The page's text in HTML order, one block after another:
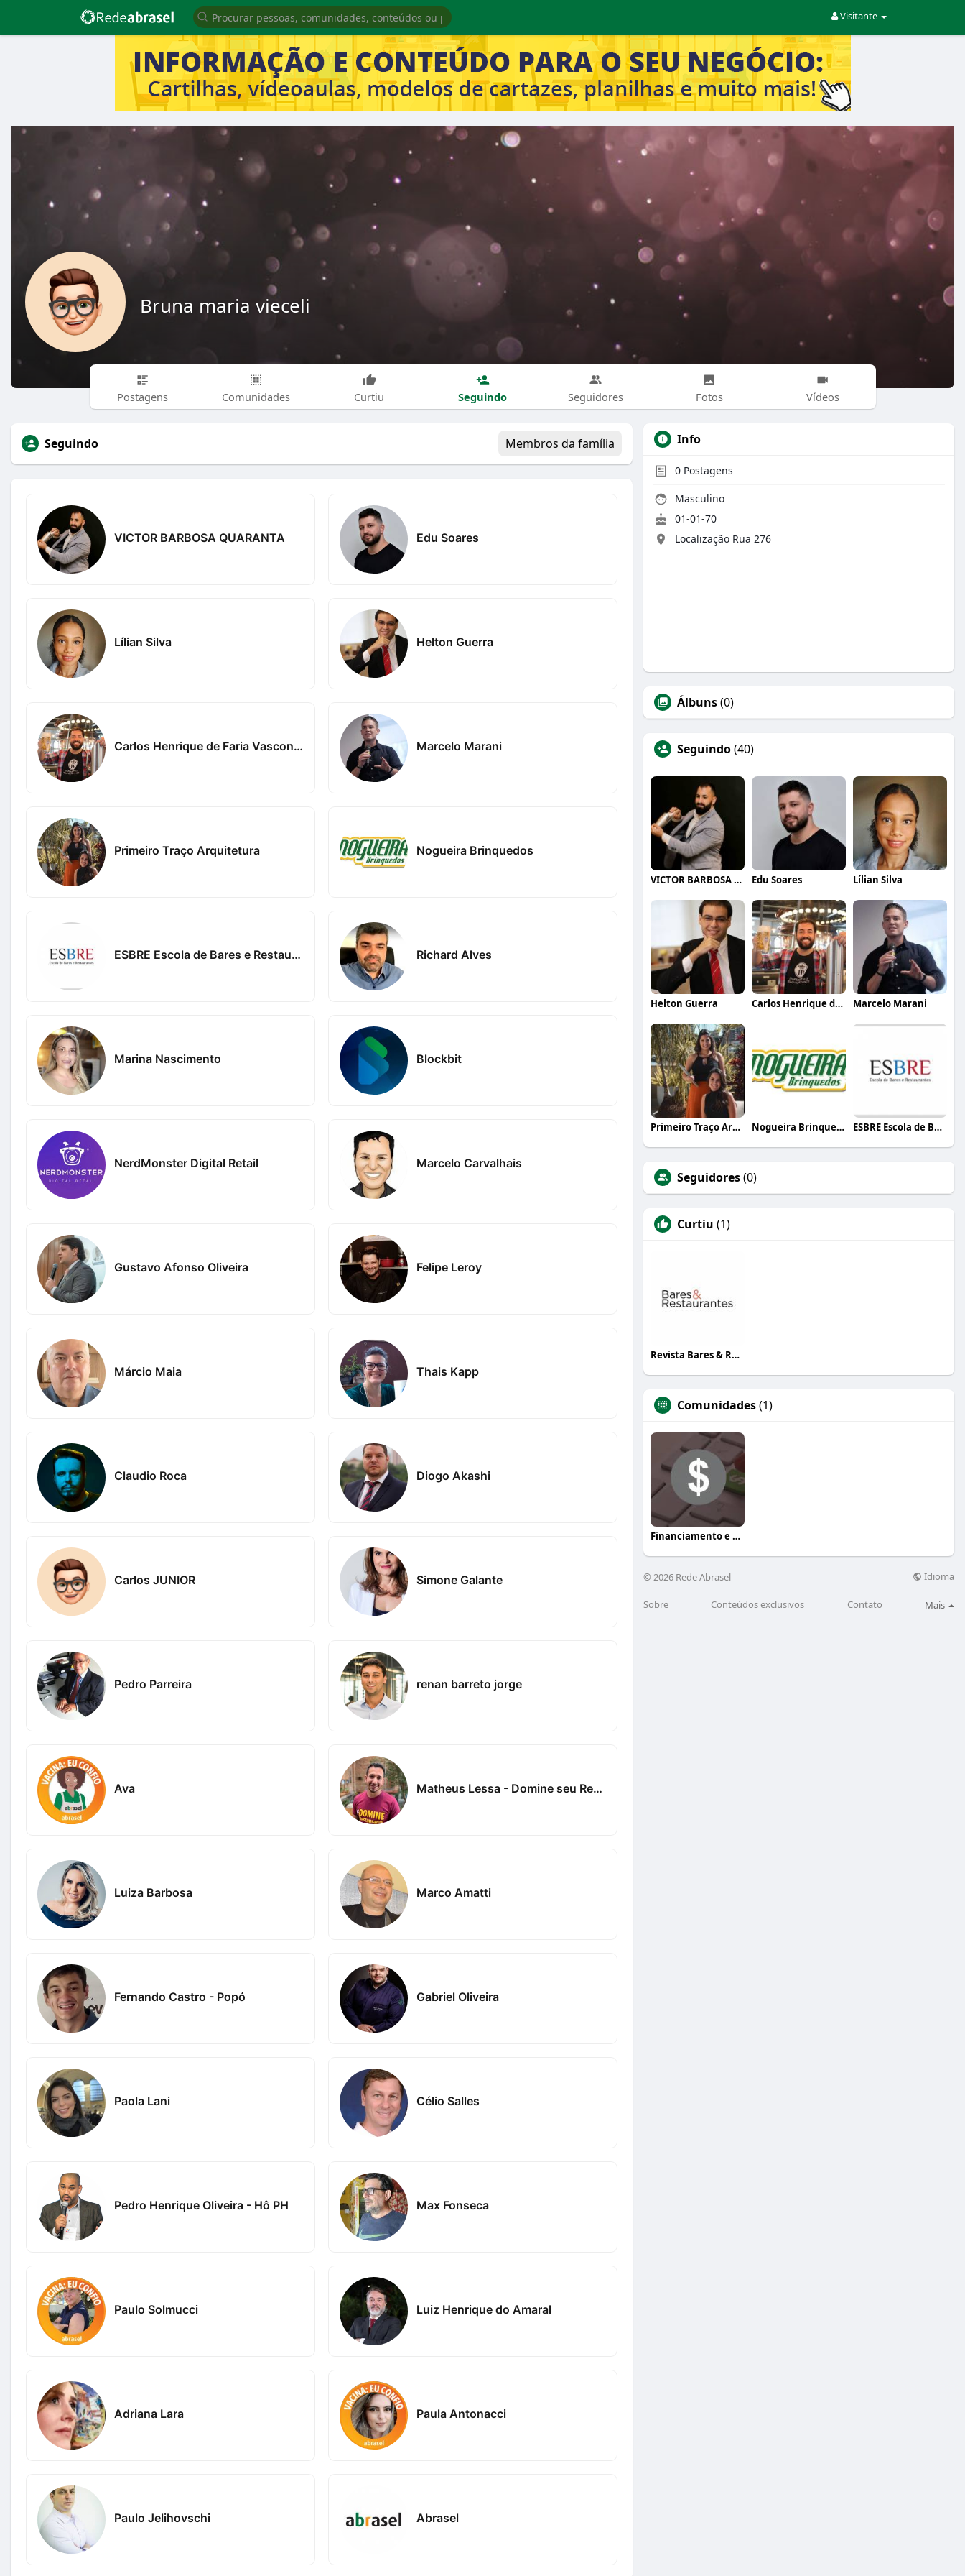
Visitante
Bruna maria vieceli
Postagens Comunidades Curtiu Seguindo Seguidores Fotos Vídeos
Seguindo Membros da família
VICTOR BARBOSA QUARANTA Edu Soares
Lílian Silva Helton Guerra
Carlos Henrique de Faria Vasconcelos Marcelo Marani
Primeiro Traço Arquitetura Nogueira Brinquedos
ESBRE Escola de Bares e Restaurantes Richard Alves
Marina Nascimento Blockbit
NerdMonster Digital Retail Marcelo Carvalhais
Gustavo Afonso Oliveira Felipe Leroy
Márcio Maia Thais Kapp
Claudio Roca Diogo Akashi
Carlos JUNIOR Simone Galante
Pedro Parreira renan barreto jorge
Ava Matheus Lessa - Domine seu Restaurante
Luiza Barbosa Marco Amatti
Fernando Castro - Popó Gabriel Oliveira
Paola Lani Célio Salles
Pedro Henrique Oliveira - Hô PH Max Fonseca
Paulo Solmucci Luiz Henrique do Amaral
Adriana Lara Paula Antonacci
Paulo Jelihovschi Abrasel
Info
0 Postagens
Masculino
01-01-70
Localização Rua 276
Álbuns(0)
Seguindo(40)
VICTOR BARBOSA QUARANTA Edu Soares Lílian Silva
Helton Guerra Carlos Henrique de Faria Vasconcelos Marcelo Marani
Primeiro Traço Arquitetura Nogueira Brinquedos ESBRE Escola de Bares e Restaurantes
Seguidores(0)
Curtiu (1)
Revista Bares & Restaurantes
Comunidades(1)
Financiamento e crédito
© 2026 Rede Abrasel Idioma
Sobre Conteúdos exclusivos Contato Mais